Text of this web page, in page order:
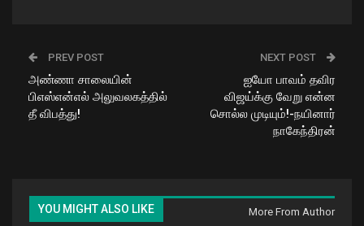
PREV POST
அண்ணா சாலையின்
பிஎஸ்என்எல் அலுவலகத்தில்
தீ விபத்து!
NEXT POST
ஐயோ பாவம் தவிர
விஜய்க்கு வேறு என்ன
சொல்ல முடியும்!-நயினார்
நாகேந்திரன்
YOU MIGHT ALSO LIKE More From Author